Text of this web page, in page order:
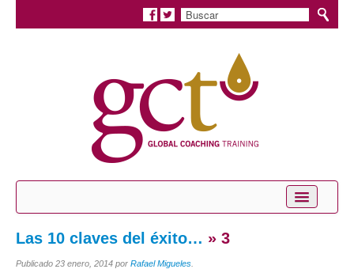
Las 10 claves del éxito… » 3
Publicado 23 enero, 2014 por Rafael Migueles